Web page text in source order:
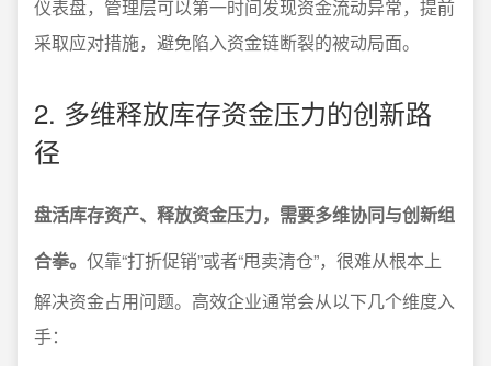
仪表盘，管理层可以第一时间发现资金流动异常，提前
采取应对措施，避免陷入资金链断裂的被动局面。
2. 多维释放库存资金压力的创新路
径
盘活库存资产、释放资金压力，需要多维协同与创新组
合拳。 仅靠“打折促销”或者“甩卖清仓”，很难从根本上
解决资金占用问题。高效企业通常会从以下几个维度入
手：